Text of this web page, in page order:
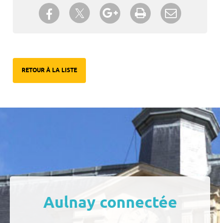
Partager sur Facebook
Partager sur TwitterPartager sur Google+
Imprimer
RETOUR À LA LISTE
Aulnay connectée